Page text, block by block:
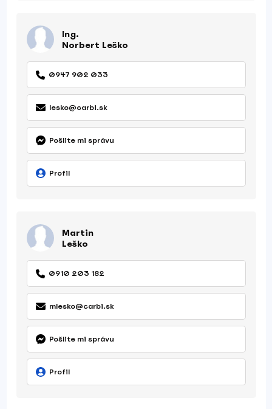
Ing.
Norbert Leško
0947 902 033
lesko@carbi.sk
Pošlite mi správu
Profil
Martin
Leško
0910 203 182
mlesko@carbi.sk
Pošlite mi správu
Profil